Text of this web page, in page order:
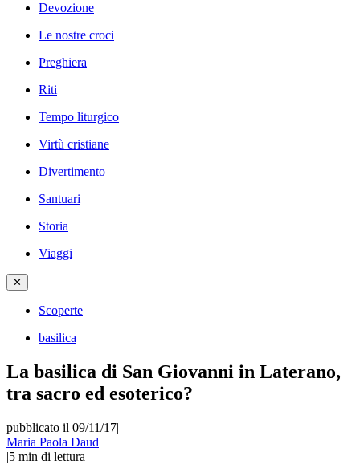
Devozione
Le nostre croci
Preghiera
Riti
Tempo liturgico
Virtù cristiane
Divertimento
Santuari
Storia
Viaggi
✕
Scoperte
basilica
La basilica di San Giovanni in Laterano,
tra sacro ed esoterico?
pubblicato il 09/11/17|
Maria Paola Daud
|5 min di lettura